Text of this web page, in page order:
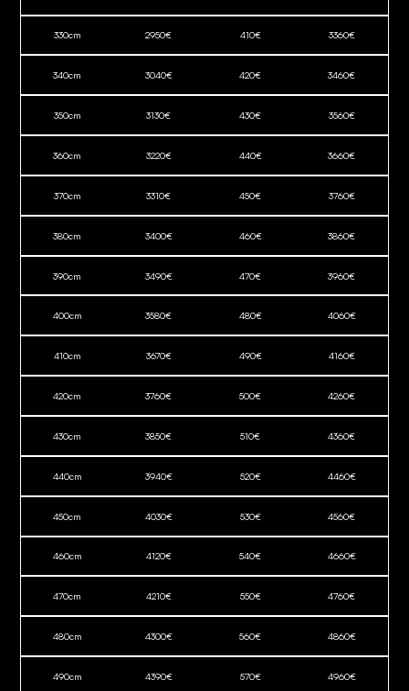
330cm 2950€ 410€ 3360€
340cm 3040€ 420€ 3460€
350cm 3130€ 430€ 3560€
360cm 3220€ 440€ 3660€
370cm 3310€ 450€ 3760€
380cm 3400€ 460€ 3860€
390cm 3490€ 470€ 3960€
400cm 3580€ 480€ 4060€
410cm 3670€ 490€ 4160€
420cm 3760€ 500€ 4260€
430cm 3850€ 510€ 4360€
440cm 3940€ 520€ 4460€
450cm 4030€ 530€ 4560€
460cm 4120€ 540€ 4660€
470cm 4210€ 550€ 4760€
480cm 4300€ 560€ 4860€
490cm 4390€ 570€ 4960€